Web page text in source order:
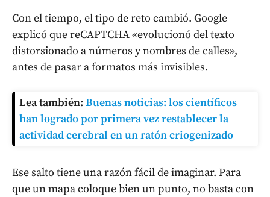
Con el tiempo, el tipo de reto cambió. Google
explicó que reCAPTCHA «evolucionó del texto
distorsionado a números y nombres de calles»,
antes de pasar a formatos más invisibles.
Lea también: Buenas noticias: los científicos
han logrado por primera vez restablecer la
actividad cerebral en un ratón criogenizado
Ese salto tiene una razón fácil de imaginar. Para
que un mapa coloque bien un punto, no basta con